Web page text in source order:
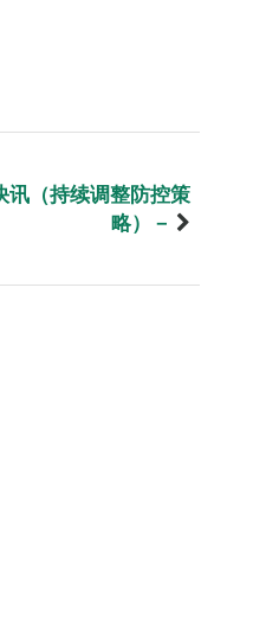
讯（持续调整防控策
略）－